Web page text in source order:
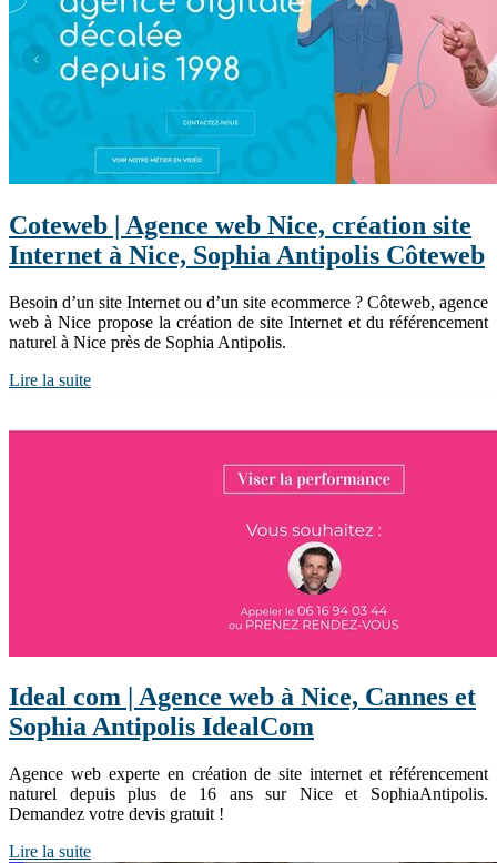
Coteweb | Agence web Nice, création site
Internet à Nice, Sophia Antipolis Côteweb
Besoin d’un site Internet ou d’un site ecommerce ? Côteweb, agence
web à Nice propose la création de site Internet et du référencement
naturel à Nice près de Sophia Antipolis.
Lire la suite
Ideal com | Agence web à Nice, Cannes et
Sophia Antipolis IdealCom
Agence web experte en création de site internet et référencement
naturel depuis plus de 16 ans sur Nice et SophiaAntipolis.
Demandez votre devis gratuit !
Lire la suite